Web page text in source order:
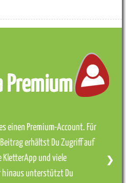
Premium
einen Premium-Account. Für
erhältst Du Zugriff auf
KletterApp und viele
hinaus unterstützt Du
❯